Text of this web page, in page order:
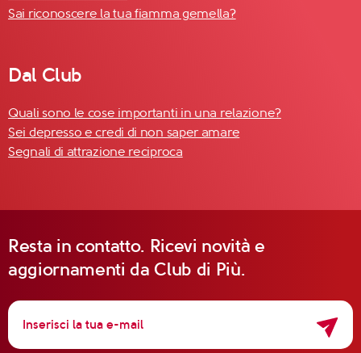
Sai riconoscere la tua fiamma gemella?
Dal Club
Quali sono le cose importanti in una relazione?
Sei depresso e credi di non saper amare
Segnali di attrazione reciproca
Resta in contatto. Ricevi novità e
aggiornamenti da Club di Più.